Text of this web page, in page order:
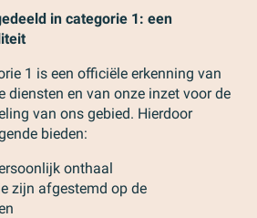
in categorie 1: een
1 is een officiële erkenning van
diensten en van onze inzet voor de
van ons gebied. Hierdoor
bieden:
onthaal
zijn afgestemd op de